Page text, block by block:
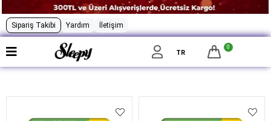
Sipariş Takibi Yardım İletişim
TR
0
Filtrele